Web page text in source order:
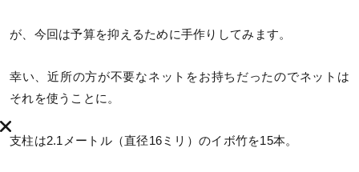
が、今回は予算を抑えるために手作りしてみます。
幸い、近所の方が不要なネットをお持ちだったのでネットは
それを使うことに。
支柱は2.1メートル（直径16ミリ）のイボ竹を15本。